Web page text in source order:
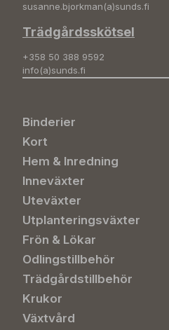
susanne.bjorkman(a)sunds.fi
Trädgårdsskötsel
+358 50 388 9592
info(a)sunds.fi
Binderier
Kort
Hem & Inredning
Inneväxter
Uteväxter
Utplanteringsväxter
Frön & Lökar
Odlingstillbehör
Trädgårdstillbehör
Krukor
Växtvård